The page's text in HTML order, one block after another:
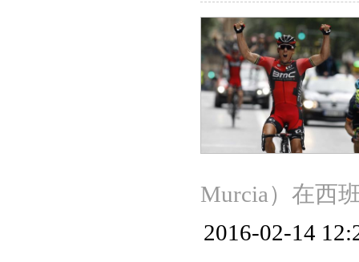
Murcia）在西
2016-02-14